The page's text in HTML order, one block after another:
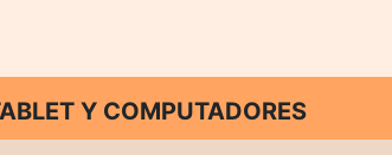
Y COMPUTADORES